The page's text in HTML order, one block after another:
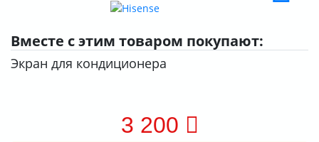
Вместе с этим товаром покупают:
Экран для кондиционера
3 200